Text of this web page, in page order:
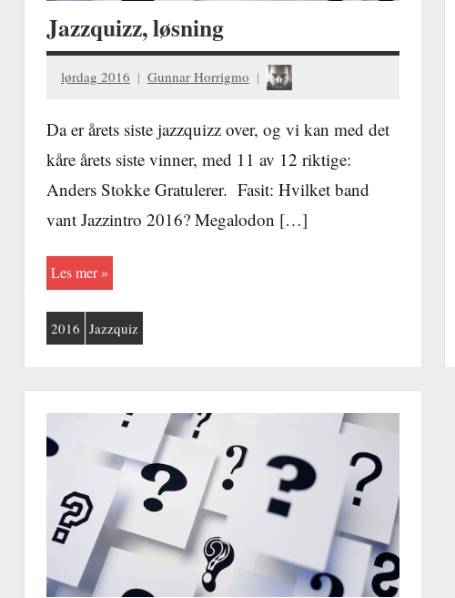
Jazzquizz, løsning
lørdag 2016 Gunnar Horrigmo
Da er årets siste jazzquizz over, og vi kan med det
kåre årets siste vinner, med 11 av 12 riktige:
Anders Stokke Gratulerer. Fasit: Hvilket band
vant Jazzintro 2016? Megalodon […]
Les mer
2016 Jazzquiz